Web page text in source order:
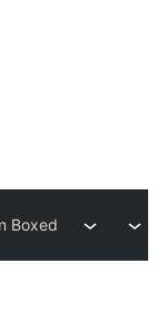
Boxed